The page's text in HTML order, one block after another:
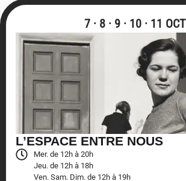
7 · 8 · 9 · 10 · 11 OCT
L’ESPACE ENTRE NOUS
Mer. de 12h à 20h
Jeu. de 12h à 18h
Ven. Sam. Dim. de 12h à 19h